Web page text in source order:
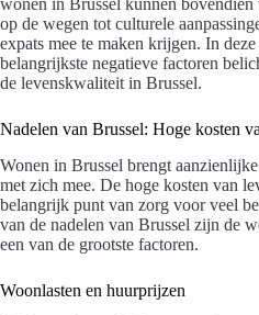
wonen in Brussel kunnen bovendien
op de wegen tot culturele
expats mee te maken krijgen. In
belangrijkste negatieve factoren
de levenskwaliteit in Brussel.
Nadelen van Brussel: Hoge kosten
Wonen in Brussel brengt
met zich mee. De hoge kosten van
belangrijk punt van zorg voor veel
van de nadelen van Brussel zijn de
een van de grootste factoren.
Woonlasten en huurprijzen